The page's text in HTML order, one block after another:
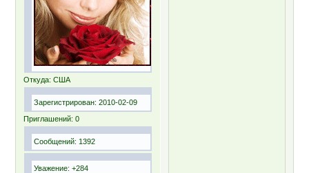
Откуда: США
Зарегистрирован: 2010-02-09
Приглашений: 0
Сообщений: 1392
Уважение: +284